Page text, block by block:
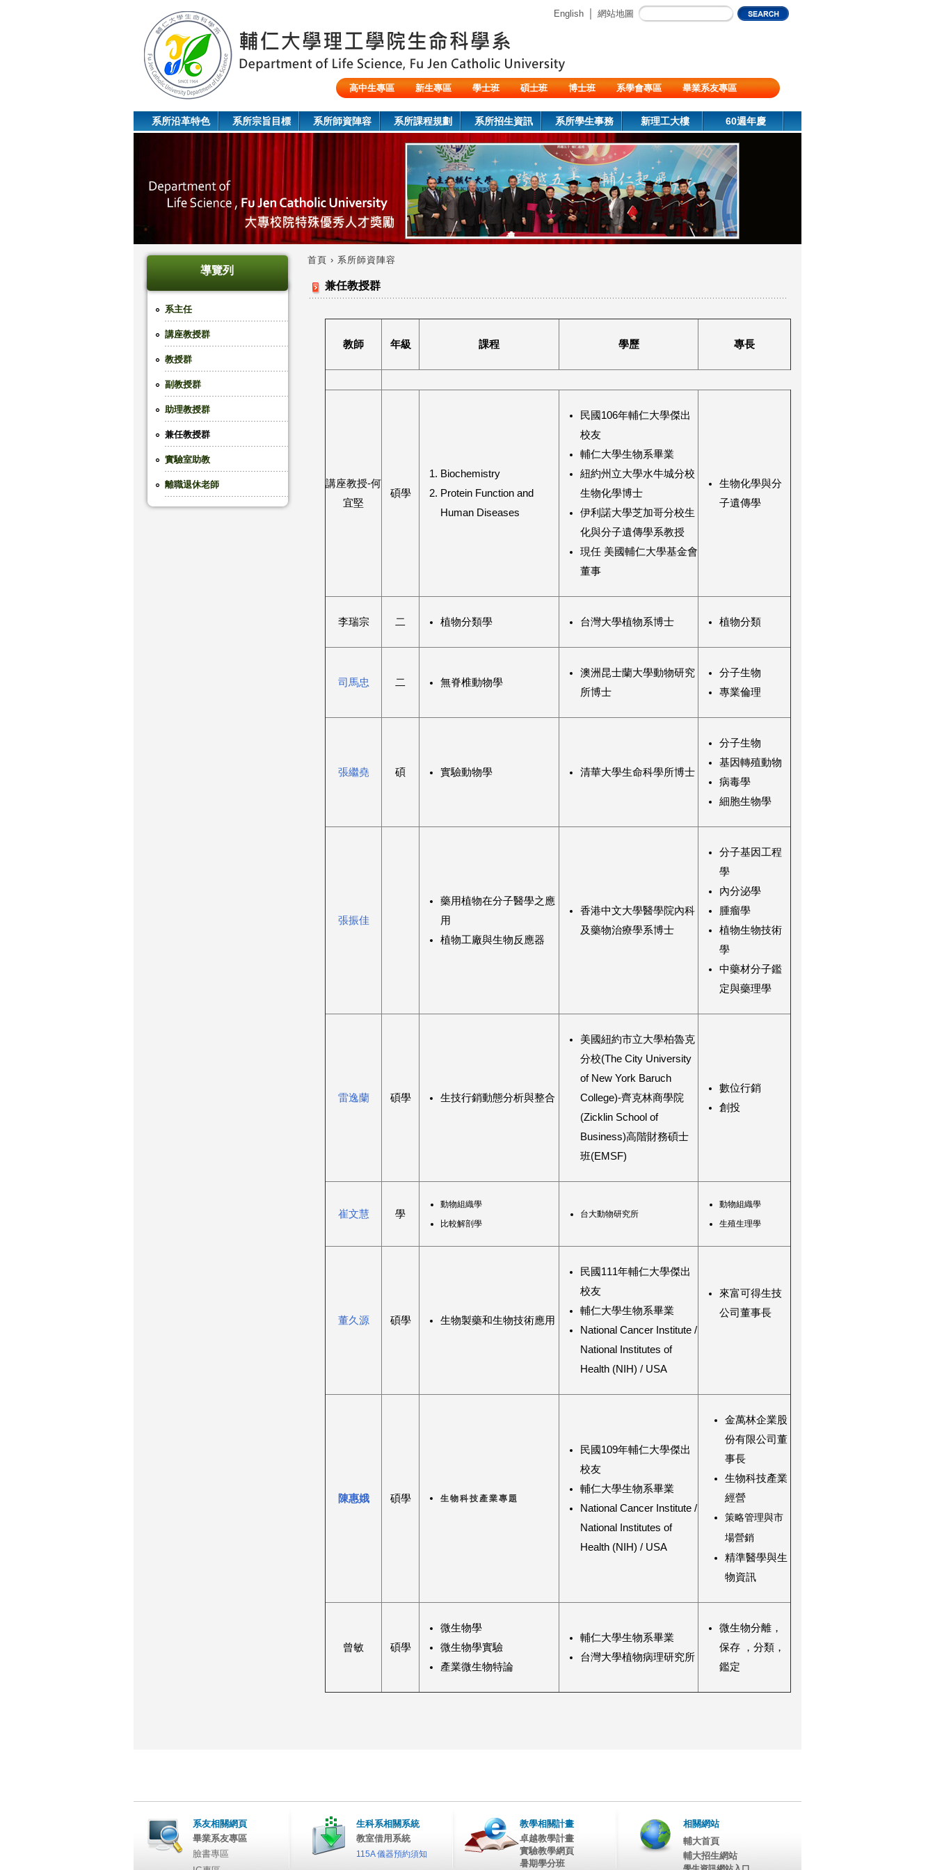
English 網站地圖
高中生專區 新生專區 學士班 碩士班 博士班 系學會專區
畢業系友專區
系所沿革特色 系所宗旨目標 系所師資陣容 系所課程規劃 系所招生資訊 系所學生事務 新理工大樓 60週年慶
導覽列
系主任
講座教授群
教授群
副教授群
助理教授群
兼任教授群
實驗室助教
離職退休老師
您
首頁 › 系所師資陣容
兼任教授群
教師 年級 課程 學歷 專長
講座教授-何
宜堅
碩學
Biochemistry
Protein Function and
Human Diseases
民國106年輔仁大學傑出
校友
輔仁大學生物系畢業
紐約州立大學水牛城分校
生物化學博士
伊利諾大學芝加哥分校生
化與分子遺傳學系教授
現任 美國輔仁大學基金會
董事
生物化學與分
子遺傳學
李瑞宗 二 植物分類學 台灣大學植物系博士 植物分類
司馬忠 二 無脊椎動物學
澳洲昆士蘭大學動物研究
所博士
分子生物
專業倫理
張繼堯 碩 實驗動物學 清華大學生命科學所博士
分子生物
基因轉殖動物
病毒學
細胞生物學
張振佳
藥用植物在分子醫學之應
用
植物工廠與生物反應器
香港中文大學醫學院內科
及藥物治療學系博士
分子基因工程
學
內分泌學
腫瘤學
植物生物技術
學
中藥材分子鑑
定與藥理學
雷逸蘭 碩學 生技行銷動態分析與整合
美國紐約市立大學柏魯克
分校(The City University
of New York Baruch
College)-齊克林商學院
(Zicklin School of
Business)高階財務碩士
班(EMSF)
數位行銷
創投
崔文慧 學
動物組織學
比較解剖學
台大動物研究所
動物組織學
生殖生理學
董久源 碩學 生物製藥和生物技術應用
民國111年輔仁大學傑出
校友
輔仁大學生物系畢業
National Cancer Institute /
National Institutes of
Health (NIH) / USA
來富可得生技
公司董事長
陳惠娥 碩學 生物科技產業專題
民國109年輔仁大學傑出
校友
輔仁大學生物系畢業
National Cancer Institute /
National Institutes of
Health (NIH) / USA
金萬林企業股
份有限公司董
事長
生物科技產業
經營
策略管理與市
場營銷
精準醫學與生
物資訊
曾敏 碩學
微生物學
微生物學實驗
產業微生物特論
輔仁大學生物系畢業
台灣大學植物病理研究所
微生物分離，
保存 ，分類，
鑑定
系友相關網頁
畢業系友專區
臉書專區
生科系相關系統
教室借用系統
115A 儀器預約須知
教學相關計畫
卓越教學計畫
實驗教學網頁
暑期學分班
相關網站
輔大首頁
輔大招生網站